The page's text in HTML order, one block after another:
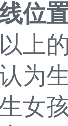
位
的
为
女